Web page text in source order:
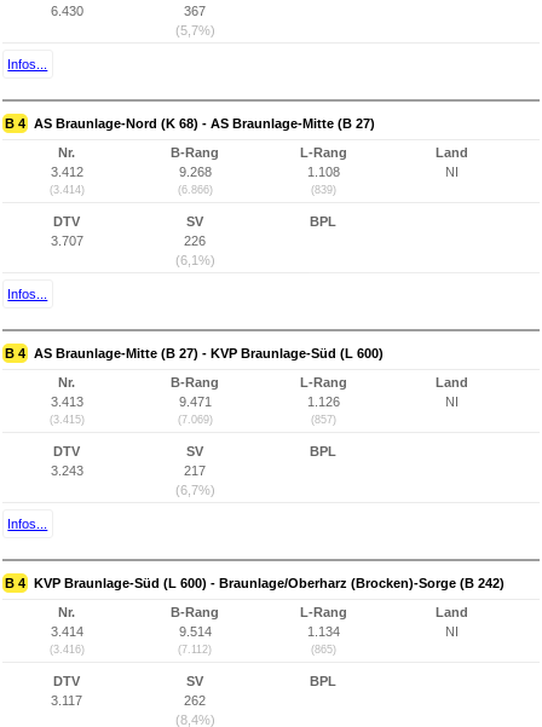
6.430
367
(5,7%)
Infos...
B 4 AS Braunlage-Nord (K 68) - AS Braunlage-Mitte (B 27)
Nr.
3.412
(3.414)
B-Rang
9.268
(6.866)
L-Rang
1.108
(839)
Land
NI
DTV
3.707
SV
226
(6,1%)
BPL
Infos...
B 4 AS Braunlage-Mitte (B 27) - KVP Braunlage-Süd (L 600)
Nr.
3.413
(3.415)
B-Rang
9.471
(7.069)
L-Rang
1.126
(857)
Land
NI
DTV
3.243
SV
217
(6,7%)
BPL
Infos...
B 4 KVP Braunlage-Süd (L 600) - Braunlage/Oberharz (Brocken)-Sorge (B 242)
Nr.
3.414
(3.416)
B-Rang
9.514
(7.112)
L-Rang
1.134
(865)
Land
NI
DTV
3.117
SV
262
(8,4%)
BPL